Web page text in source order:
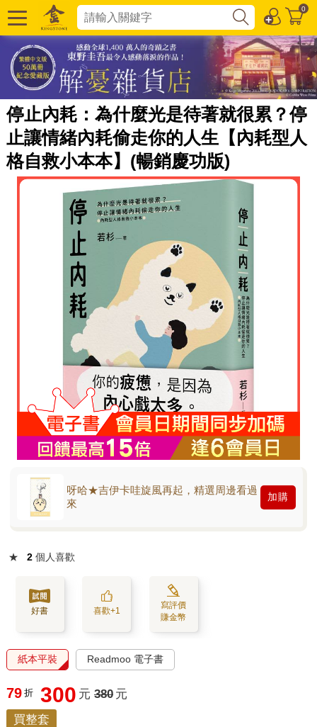
0
停止內耗：為什麼光是待著就很累？停
止讓情緒內耗偷走你的人生【內耗型人
格自救小本本】(暢銷慶功版)
呀哈★吉伊卡哇旋風再起，精選周邊看過
來
加購
★ 2 個人喜歡
好書 喜歡+1
寫評價
賺金幣
紙本平裝 Readmoo 電子書
79 折 300 元 380 元
買整套